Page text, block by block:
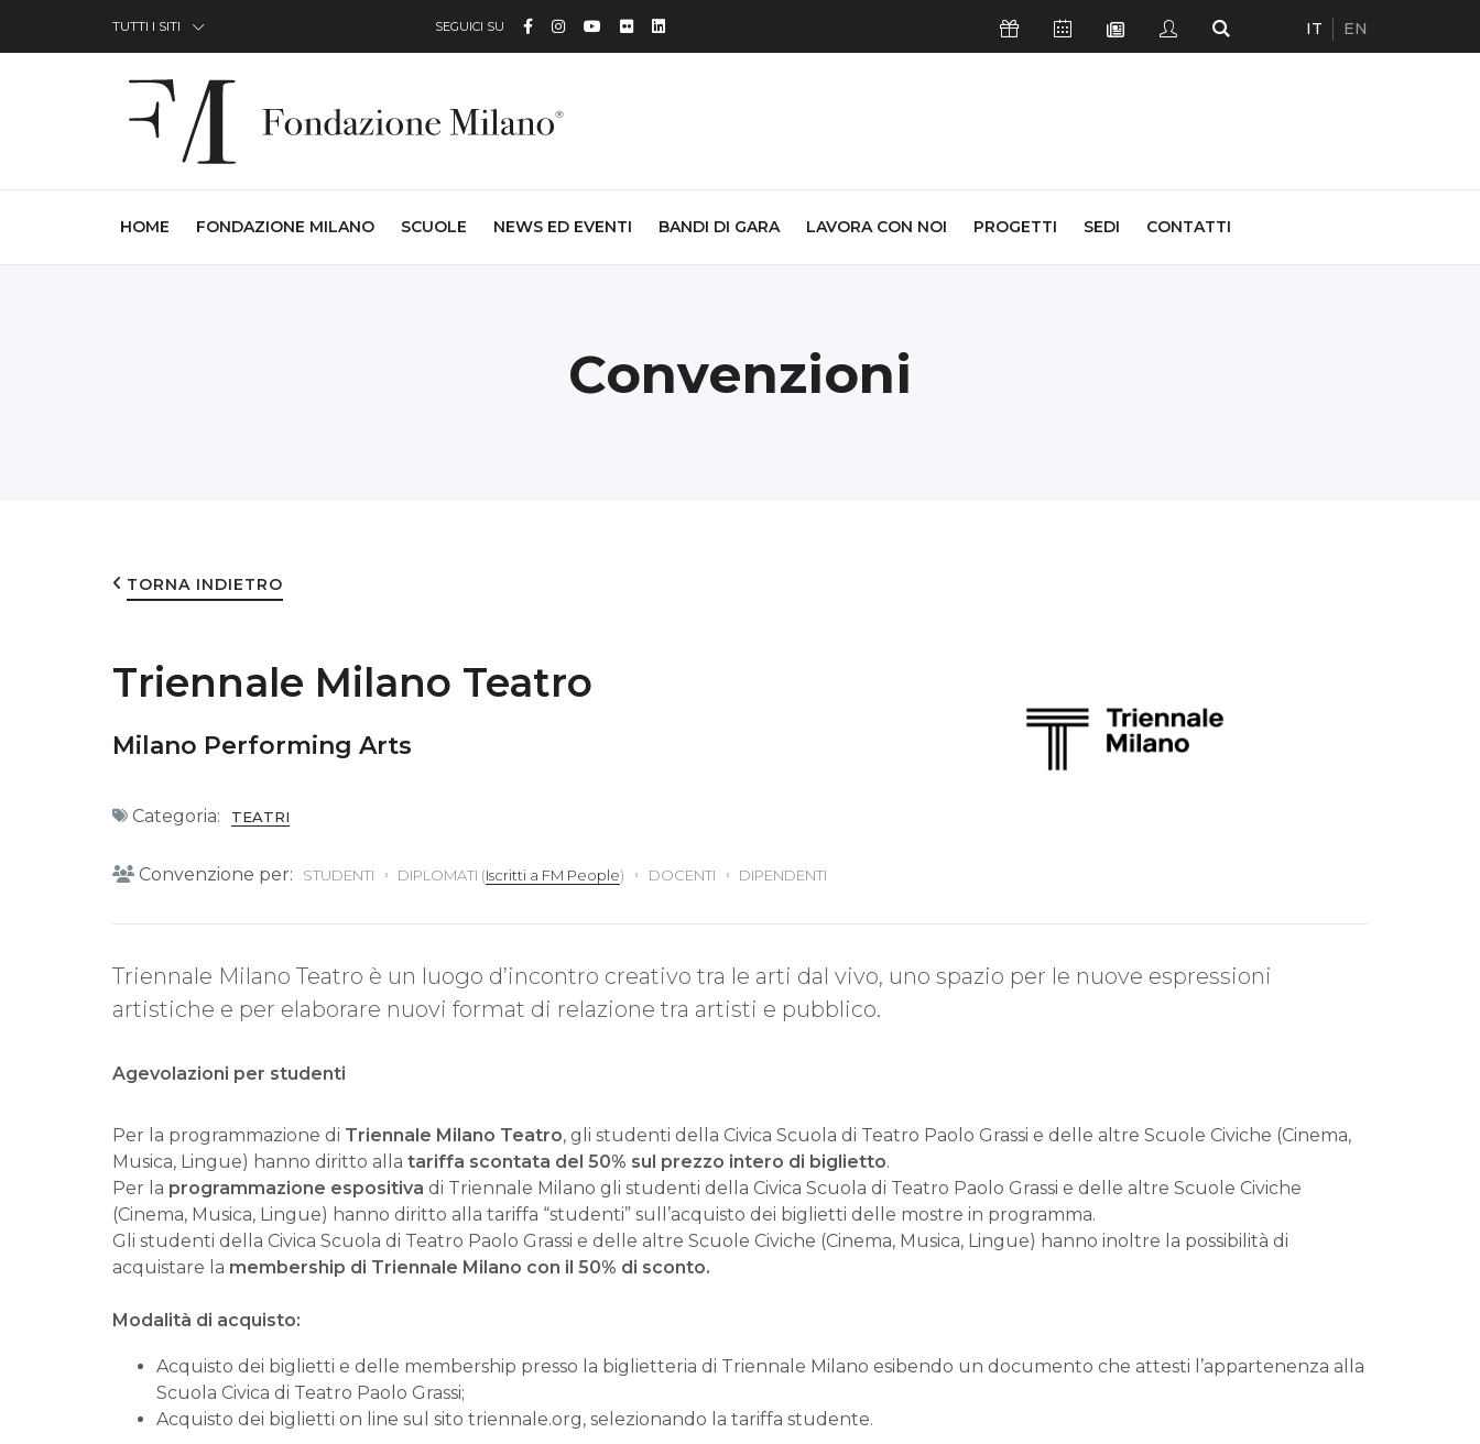
TUTTI I SITI SEGUICI SU Facebook
Instagram
YouTube
FlickrLinkedin Icona SostieniciIcona Calendario Eventi
Icona Newsletter
Icona StudentiIcona Cerca
IT EN
HOME (CURRENT)
FONDAZIONE MILANO SCUOLE NEWS ED EVENTI BANDI DI GARA LAVORA CON NOI PROGETTI SEDI CONTATTI
Convenzioni
TORNA INDIETRO
Triennale Milano Teatro
Milano Performing Arts
Categoria: TEATRI
Convenzione per: STUDENTI DIPLOMATI (Iscritti a FM People) DOCENTI DIPENDENTI
Triennale Milano Teatro è un luogo d’incontro creativo tra le arti dal vivo, uno spazio per le nuove espressioni
artistiche e per elaborare nuovi format di relazione tra artisti e pubblico.
Agevolazioni per studenti
Per la programmazione di Triennale Milano Teatro, gli studenti della Civica Scuola di Teatro Paolo Grassi e delle altre Scuole Civiche (Cinema,
Musica, Lingue) hanno diritto alla tariffa scontata del 50% sul prezzo intero di biglietto.
Per la programmazione espositiva di Triennale Milano gli studenti della Civica Scuola di Teatro Paolo Grassi e delle altre Scuole Civiche
(Cinema, Musica, Lingue) hanno diritto alla tariffa “studenti” sull’acquisto dei biglietti delle mostre in programma.
Gli studenti della Civica Scuola di Teatro Paolo Grassi e delle altre Scuole Civiche (Cinema, Musica, Lingue) hanno inoltre la possibilità di
acquistare la membership di Triennale Milano con il 50% di sconto.
Modalità di acquisto:
Acquisto dei biglietti e delle membership presso la biglietteria di Triennale Milano esibendo un documento che attesti l’appartenenza alla
Scuola Civica di Teatro Paolo Grassi;
Acquisto dei biglietti on line sul sito triennale.org, selezionando la tariffa studente.